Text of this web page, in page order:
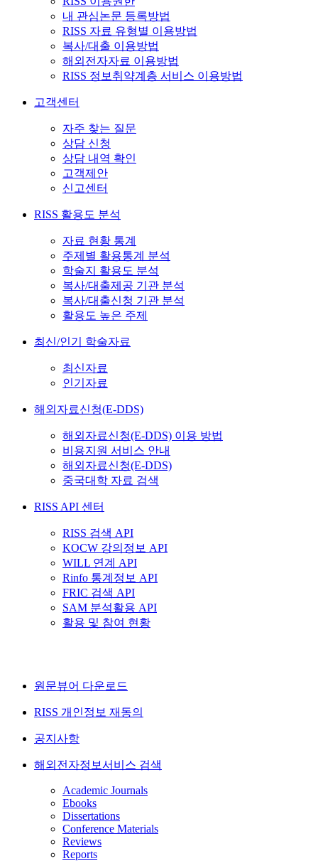
내 관심논문 등록방법
RISS 자료 유형별 이용방법
복사/대출 이용방법
해외전자자료 이용방법
RISS 정보취약계층 서비스 이용방법
고객센터
자주 찾는 질문
상담 신청
상담 내역 확인
고객제안
신고센터
RISS 활용도 분석
자료 현황 통계
주제별 활용통계 분석
학술지 활용도 분석
복사/대출제공 기관 분석
복사/대출신청 기관 분석
활용도 높은 주제
최신/인기 학술자료
최신자료
인기자료
해외자료신청(E-DDS)
해외자료신청(E-DDS) 이용 방법
비용지원 서비스 안내
해외자료신청(E-DDS)
중국대학 자료 검색
RISS API 센터
RISS 검색 API
KOCW 강의정보 API
WILL 연계 API
Rinfo 통계정보 API
FRIC 검색 API
SAM 분석활용 API
활용 및 참여 현황
원문뷰어 다운로드
RISS 개인정보 재동의
공지사항
해외전자정보서비스 검색
Academic Journals
Ebooks
Dissertations
Conference Materials
Reviews
Reports